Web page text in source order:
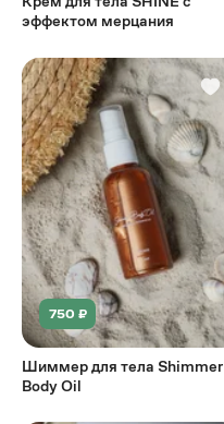
эффектом мерцания
750 ₽
Шиммер для тела Shimmer
Body Oil